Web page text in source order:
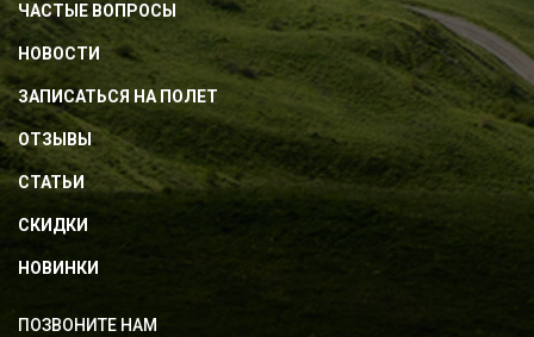
ЧАСТЫЕ ВОПРОСЫ
НОВОСТИ
ЗАПИСАТЬСЯ НА ПОЛЕТ
ОТЗЫВЫ
СТАТЬИ
СКИДКИ
НОВИНКИ
ПОЗВОНИТЕ НАМ